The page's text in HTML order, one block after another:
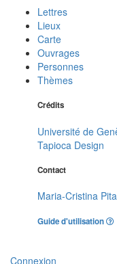
Lettres
Lieux
Carte
Ouvrages
Personnes
Thèmes
Crédits
Université de
Tapioca Design
Contact
Maria-Cristina
Guide d'utilisation
Connexion